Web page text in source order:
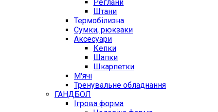
Реглани
Штани
Термобілизна
Сумки, рюкзаки
Аксесуари
Кепки
Шапки
Шкарпетки
М'ячі
Тренувальне обладнання
ГАНДБОЛ
Ігрова форма